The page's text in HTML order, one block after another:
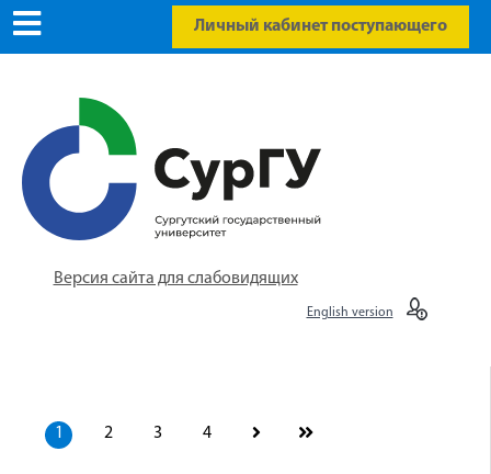
Личный кабинет поступающего
Версия сайта для слабовидящих
English version
1 2 3 4